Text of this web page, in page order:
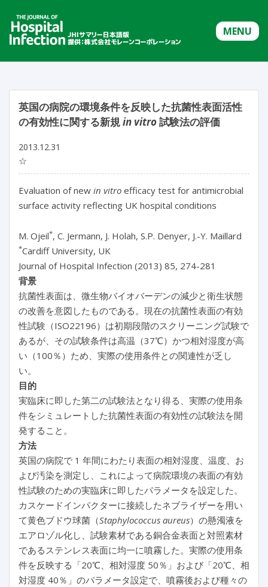
MENU
英国の病院の環境条件を反映した抗菌性表面活性
の有効性に関する新規in vitro試験法の評価
2013.12.31
☆
Evaluation of new in vitro efficacy test for antimicrobial
surface activity reflecting UK hospital conditions
M. Ojeil*, C. Jermann, J. Holah, S.P. Denyer, J.-Y. Maillard
*Cardiff University, UK
Journal of Hospital Infection (2013) 85, 274-281
背景
抗菌性表面は、微生物バイオバーデンの減少と衛生状態
の改善を意図したものである。現在の抗菌性表面の有効
性試験（ISO22196）は初期段階のスクリーニング試験で
あるが、その試験条件は高温（37℃）かつ相対湿度が高
い（100％）ため、実際の使用条件との関連性が乏し
い。
目的
実臨床に即した第二の試験法となり得る、実際の使用条
件をシミュレートした抗菌性表面の有効性の試験法を開
発すること。
方法
英国の病院で 1 年間にわたり表面の相対湿度、温度、お
よび汚染を測定し、これによって病院環境の表面の有効
性試験のための実臨床に即したパラメータを設定した。
カスケードインパクターに接続したネブライザーを用い
て黄色ブドウ球菌（Staphylococcus aureus）の懸濁液を
エアロゾル化し、試験素材である銅合金表面と対照素材
であるステンレス表面に均一に噴霧した。実際の使用条
件を反映する「20℃、相対湿度 50％」および「20℃、相
対湿度 40％」のパラメータ設定で、噴霧後および種々の